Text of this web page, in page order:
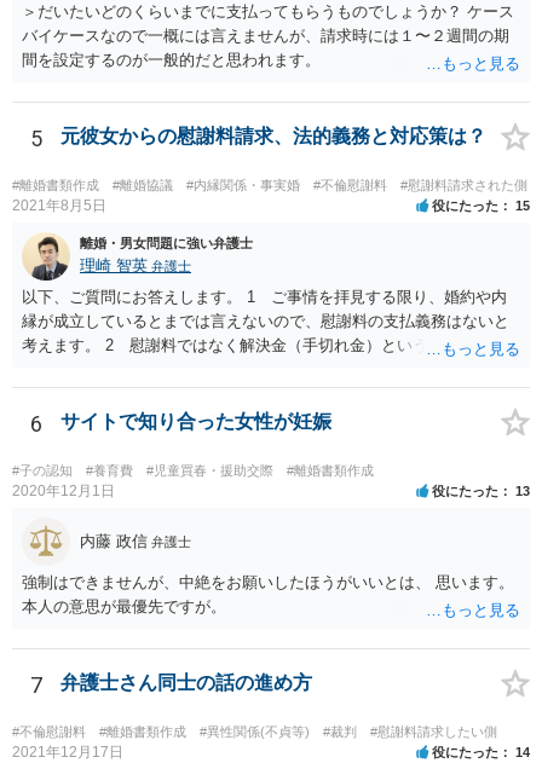
＞だいたいどのくらいまでに支払ってもらうものでしょうか？ ケース
バイケースなので一概には言えませんが、請求時には１〜２週間の期
間を設定するのが一般的だと思われます。
5 元彼女からの慰謝料請求、法的義務と対応策は？
#離婚書類作成 #離婚協議 #内縁関係・事実婚 #不倫慰謝料 #慰謝料請求された側
2021年8月5日 役にたった 15
離婚・男女問題に強い弁護士
理崎 智英 弁護士
以下、ご質問にお答えします。 1 ご事情を拝見する限り、婚約や内
縁が成立しているとまでは言えないので、慰謝料の支払義務はないと
考えます。 2 慰謝料ではなく解決金（手切れ金）という名目で数十
うに合意書を取り交わす必要はあると思います。 4 合意書を取り交
わし、その中で精算条項（一切の債権債務のないことを確認する）を
6 サイトで知り合った女性が妊娠
#子の認知 #養育費 #児童買春・援助交際 #離婚書類作成
2020年12月1日 役にたった 13
内藤 政信 弁護士
強制はできませんが、中絶をお願いしたほうがいいとは、 思います。
本人の意思が最優先ですが。
7 弁護士さん同士の話の進め方
#不倫慰謝料 #離婚書類作成 #異性関係(不貞等) #裁判 #慰謝料請求したい側
2021年12月17日 役にたった 14